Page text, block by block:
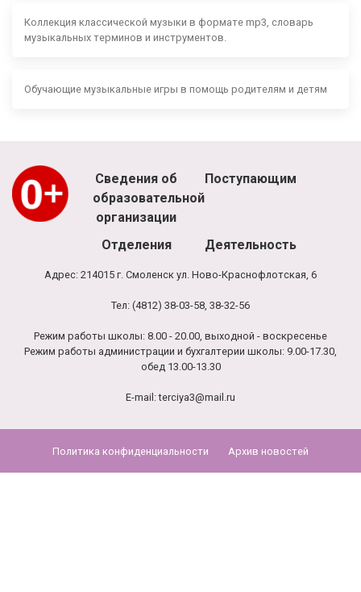
Коллекция классической музыки в формате mp3, словарь
музыкальных терминов и инструментов.
Обучающие музыкальные игры в помощь родителям и детям
Сведения об
образовательной
организации
Поступающим
Отделения Деятельность
Адрес: 214015 г. Смоленск ул. Ново-Краснофлотская, 6
Тел: (4812) 38-03-58, 38-32-56
Режим работы школы: 8.00 - 20.00, выходной - воскресенье
Режим работы администрации и бухгалтерии школы: 9.00-17.30,
обед 13.00-13.30
E-mail:terciya3@mail.ru
Политика конфиденциальности Архив новостей